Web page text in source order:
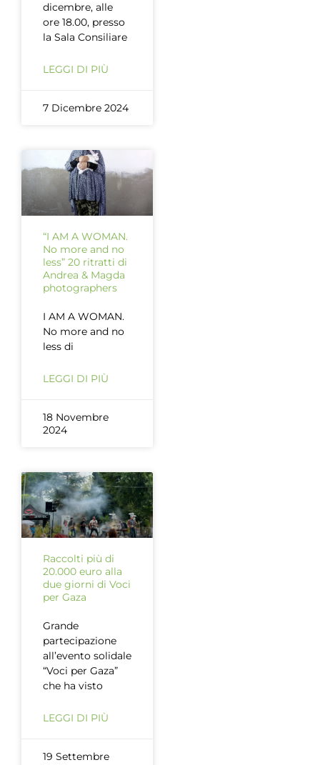
dicembre, alle
ore 18.00, presso
la Sala Consiliare
LEGGI DI PIÙ
7 Dicembre 2024
“I AM A WOMAN.
No more and no
less” 20 ritratti di
Andrea & Magda
photographers
I AM A WOMAN.
No more and no
less di
LEGGI DI PIÙ
18 Novembre
2024
Raccolti più di
20.000 euro alla
due giorni di Voci
per Gaza
Grande
partecipazione
all’evento solidale
“Voci per Gaza”
che ha visto
LEGGI DI PIÙ
19 Settembre